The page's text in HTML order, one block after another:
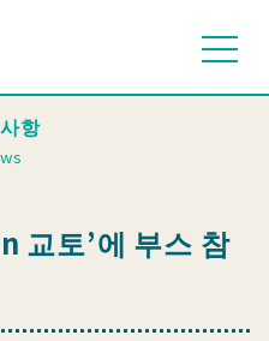
항
교토’에 부스 참